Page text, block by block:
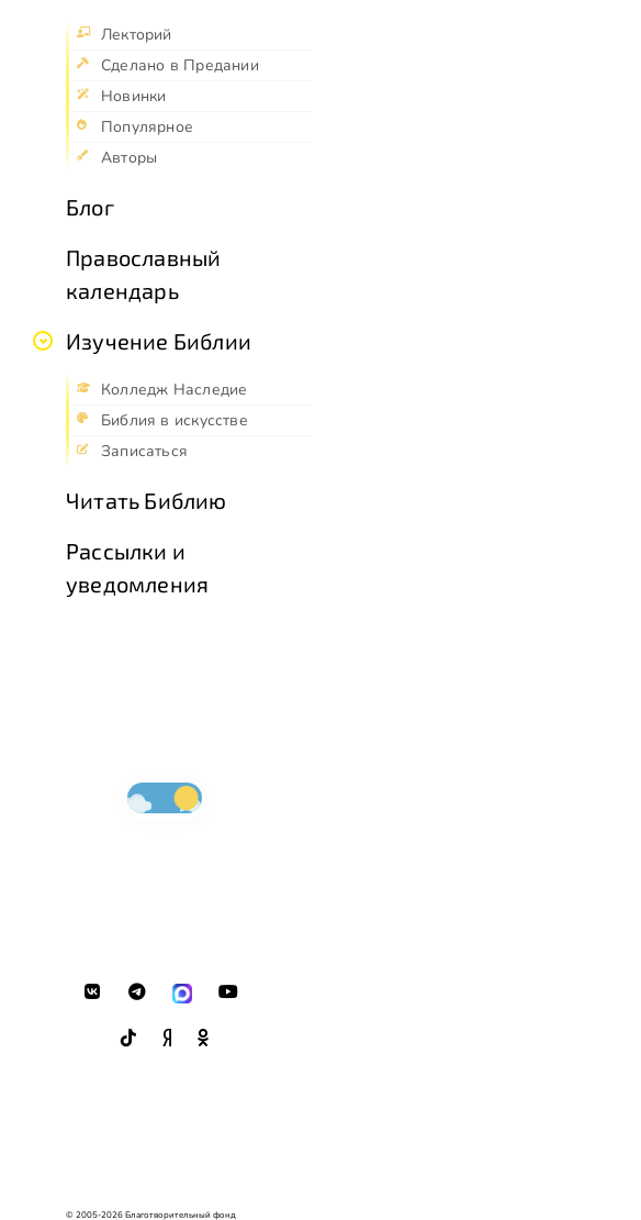
Лекторий
Сделано в Предании
Новинки
Популярное
Авторы
Блог
Православный
календарь
Изучение Библии
Колледж Наследие
Библия в искусстве
Записаться
Читать Библию
Рассылки и
уведомления
© 2005-2026 Благотворительный фонд